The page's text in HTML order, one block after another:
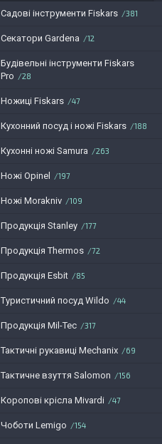
Садові інструменти Fiskars 381
Секатори Gardena 12
Будівельні інструменти Fiskars
Pro
28
Ножиці Fiskars 47
Кухонний посуд і ножі Fiskars 188
Кухонні ножі Samura 263
Ножі Opinel 197
Ножі Morakniv 109
Продукція Stanley 177
Продукція Thermos 72
Продукція Esbit 85
Туристичний посуд Wildo 44
Продукція Mil-Tec 317
Тактичні рукавиці Mechanix 69
Тактичне взуття Salomon 156
Коропові крісла Mivardi 47
Чоботи Lemigo 154